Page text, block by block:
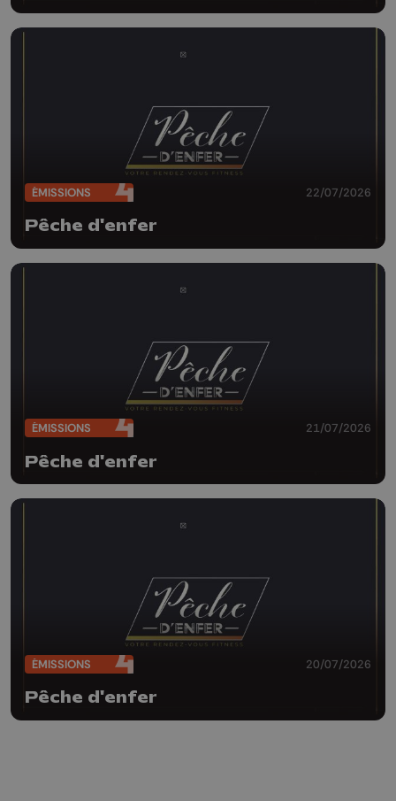
ÉMISSIONS 22/07/2026
Pêche d'enfer
ÉMISSIONS 21/07/2026
Pêche d'enfer
ÉMISSIONS 20/07/2026
Pêche d'enfer